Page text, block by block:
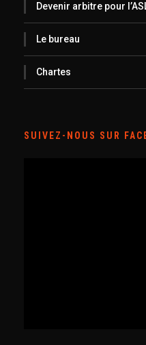
Devenir arbitre pour
Le bureau
Chartes
SUIVEZ-NOUS SUR